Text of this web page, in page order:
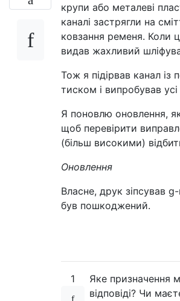
крупи або металеві
каналі застрягли на
ковзання ременя. Коли
видав жахливий
Тож я підірвав канал із
тиском і випробував
Я поновлю оновлення,
щоб перевірити
(більш високими)
Оновлення
Власне, друк зіпсував
був пошкоджений.
1
Яке призначення
відповіді? Чи